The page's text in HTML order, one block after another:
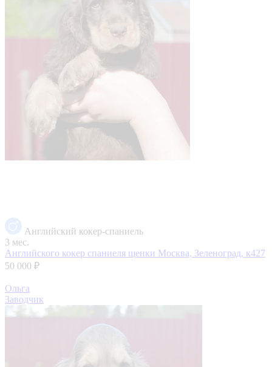
Английский кокер-спаниель
3 мес.
Английского кокер спаниеля щенки Москва, Зеленоград, к427
50 000 ₽
Ольга
Заводчик